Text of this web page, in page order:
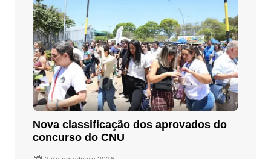
Nova classificação dos aprovados do
concurso do CNU